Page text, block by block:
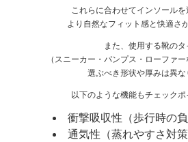
これらに合わせてインソールを
より自然なフィット感と快適さ
また、使用する靴のタ
（スニーカー・パンプス・ローファー
選ぶべき形状や厚みは異な
以下のような機能もチェックポ
衝撃吸収性（歩行時の負
通気性（蒸れやすさ対策